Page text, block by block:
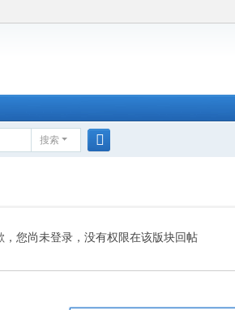
搜索
，您尚未登录，没有权限在该版块回帖